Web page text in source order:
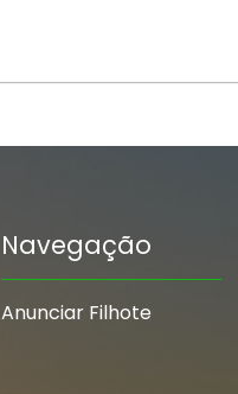
Navegação
Anunciar Filhote